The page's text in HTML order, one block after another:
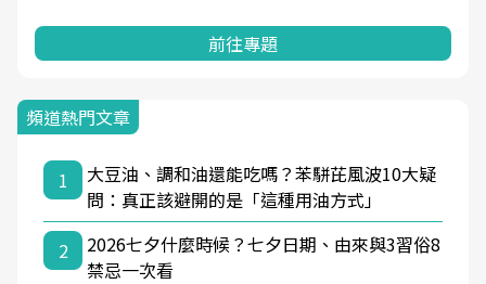
前往專題
頻道熱門文章
1
大豆油、調和油還能吃嗎？苯駢芘風波10大疑
問：真正該避開的是「這種用油方式」
2
2026七夕什麼時候？七夕日期、由來與3習俗8
禁忌一次看